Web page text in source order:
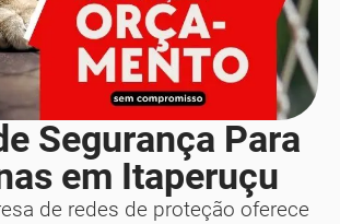
Segurança Para
em Itaperuçu
de redes de proteção oferece